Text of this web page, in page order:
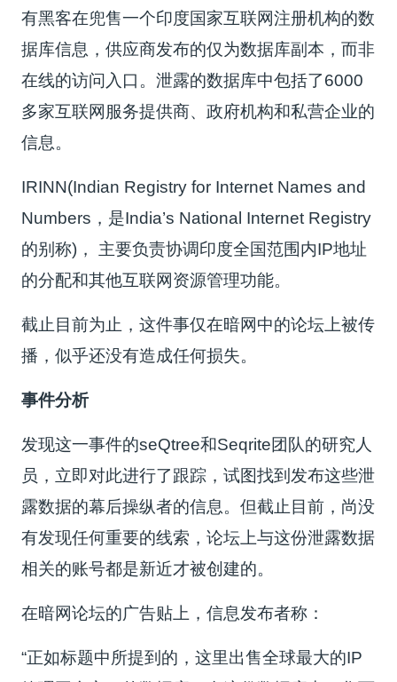
有黑客在兜售一个印度国家互联网注册机构的数
据库信息，供应商发布的仅为数据库副本，而非
在线的访问入口。泄露的数据库中包括了6000
多家互联网服务提供商、政府机构和私营企业的
信息。
IRINN(Indian Registry for Internet Names and
Numbers，是India’s National Internet Registry
的别称)， 主要负责协调印度全国范围内IP地址
的分配和其他互联网资源管理功能。
截止目前为止，这件事仅在暗网中的论坛上被传
播，似乎还没有造成任何损失。
事件分析
发现这一事件的seQtree和Seqrite团队的研究人
员，立即对此进行了跟踪，试图找到发布这些泄
露数据的幕后操纵者的信息。但截止目前，尚没
有发现任何重要的线索，论坛上与这份泄露数据
相关的账号都是新近才被创建的。
在暗网论坛的广告贴上，信息发布者称：
“正如标题中所提到的，这里出售全球最大的IP